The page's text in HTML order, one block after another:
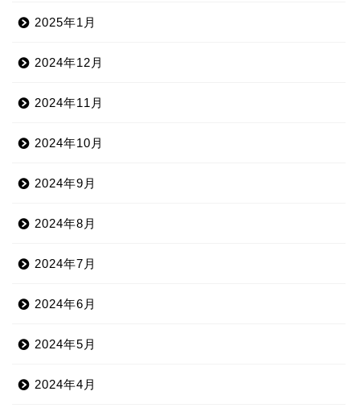
2025年1月
2024年12月
2024年11月
2024年10月
2024年9月
2024年8月
2024年7月
2024年6月
2024年5月
2024年4月